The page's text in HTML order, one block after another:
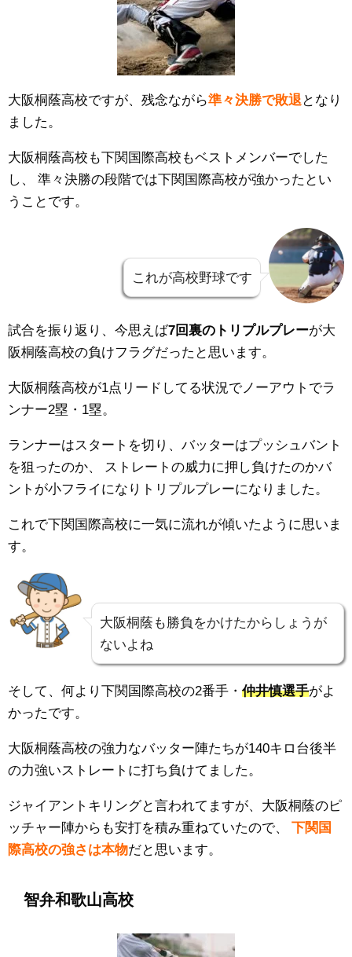
大阪桐蔭高校ですが、残念ながら準々決勝で敗退 となり
ました。
大阪桐蔭高校も下関国際高校もベストメンバーでした
し、
準々決勝の段階では下関国際高校が強かったとい
うことです。
これが高校野球です
試合を振り返り、今思えば7回裏のトリプルプレーが大
阪桐蔭高校の負けフラグだったと思います。
大阪桐蔭高校が1点リードしてる状況でノーアウトでラ
ンナー2塁・1塁。
ランナーはスタートを切り、バッターはプッシュバント
を狙ったのか、
ストレートの威力に押し負けたのかバ
ントが小フライになりトリプルプレーになりました。
これで下関国際高校に一気に流れが傾いたように思いま
す。
大阪桐蔭も勝負をかけたからしょうが
ないよね
そして、何より下関国際高校の2番手・ 仲井慎選手がよ
かったです。
大阪桐蔭高校の強力なバッター陣たちが140キロ台後半
の力強いストレートに打ち負けてました。
ジャイアントキリングと言われてますが、大阪桐蔭のピ
ッチャー陣からも安打を積み重ねていたので、
下関国
際高校の強さは本物だと思います。
智弁和歌山高校